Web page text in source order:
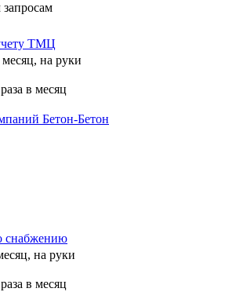
ТМЦ
месяц, на руки
в месяц
Бетон-Бетон
снабжению
на руки
в месяц